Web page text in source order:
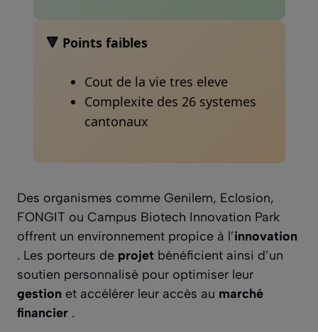
🔻 Points faibles
Cout de la vie tres eleve
Complexite des 26 systemes
cantonaux
Des organismes comme Genilem, Eclosion,
FONGIT ou Campus Biotech Innovation Park
offrent un environnement propice à l’innovation
. Les porteurs de projet bénéficient ainsi d’un
soutien personnalisé pour optimiser leur
gestion et accélérer leur accès au marché
financier .